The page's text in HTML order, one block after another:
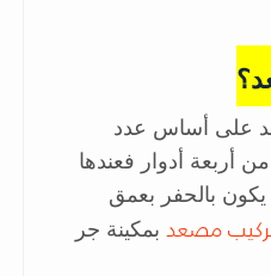
على أساس عدد
أربعة أدوار فعندها
بالحفر بعمق
مصعد بمكينة جر